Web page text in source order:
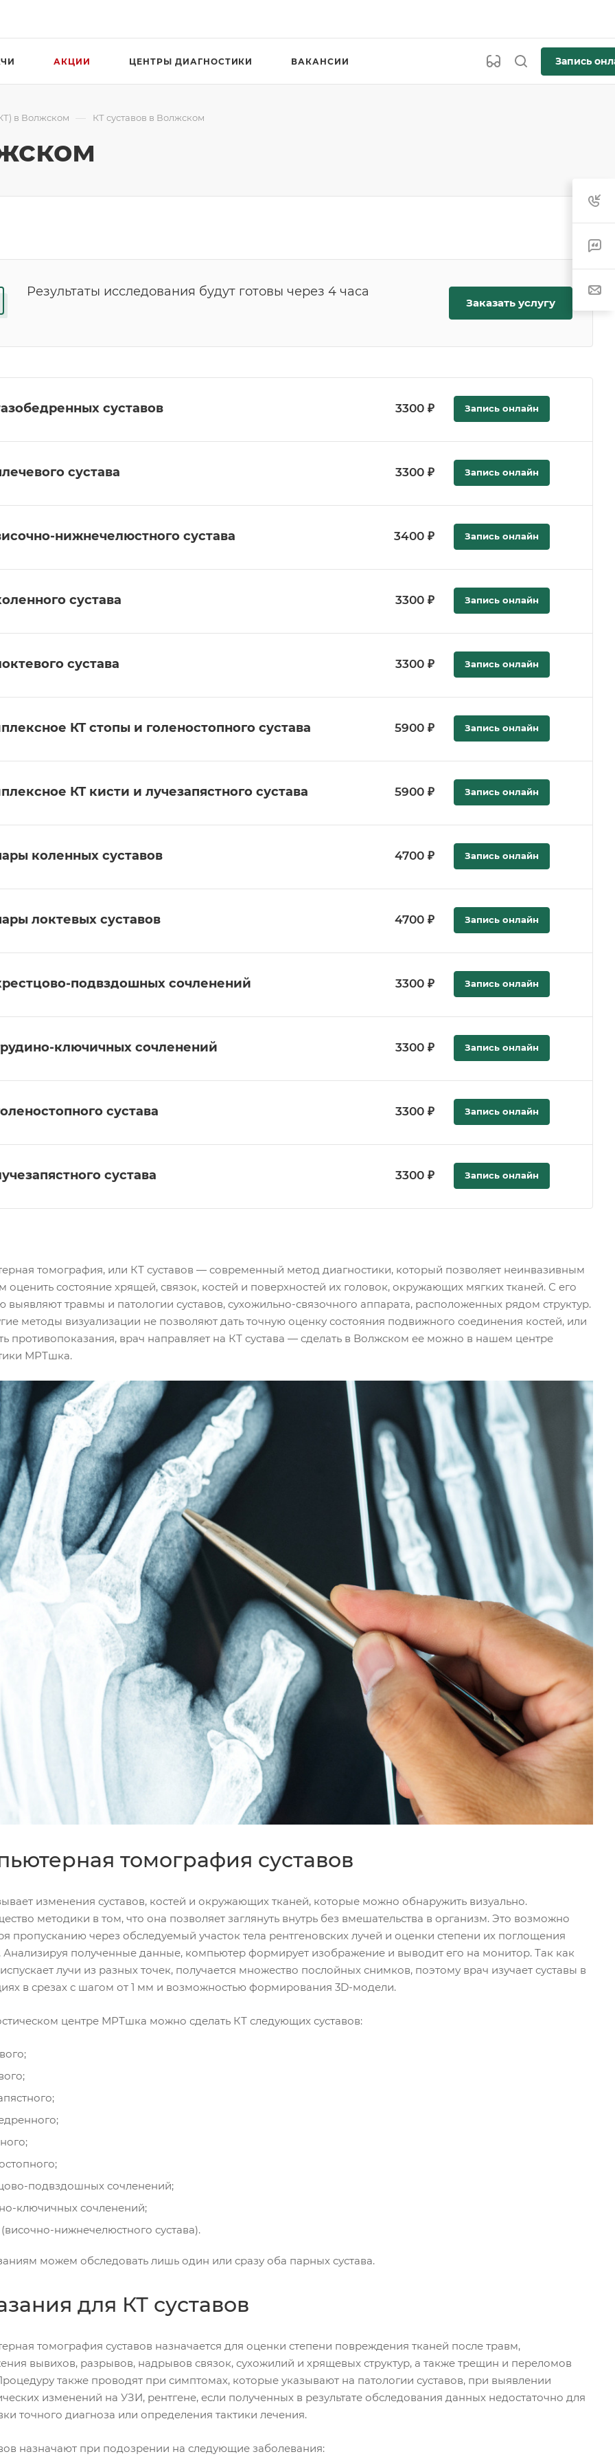
АКЦИИ ЦЕНТРЫ ДИАГНОСТИКИ ВАКАНСИИ Запись
в Волжском — КТ суставов в Волжском
Результаты исследования будут готовы через 4 часа
Заказать услугу
суставов 3300 ₽ Запись онлайн
сустава 3300 ₽ Запись онлайн
нижнечелюстного сустава 3400 ₽ Запись онлайн
сустава 3300 ₽ Запись онлайн
сустава 3300 ₽ Запись онлайн
КТ стопы и голеностопного сустава 5900 ₽ Запись онлайн
КТ кисти и лучезапястного сустава 5900 ₽ Запись онлайн
коленных суставов 4700 ₽ Запись онлайн
локтевых суставов 4700 ₽ Запись онлайн
подвздошных сочленений 3300 ₽ Запись онлайн
ключичных сочленений 3300 ₽ Запись онлайн
сустава 3300 ₽ Запись онлайн
сустава 3300 ₽ Запись онлайн
томография, или КТ суставов — современный метод диагностики, который позволяет неинвазивным
оценить состояние хрящей, связок, костей и поверхностей их головок, окружающих мягких тканей. С его
травмы и патологии суставов, сухожильно-связочного аппарата, расположенных рядом структур.
методы визуализации не позволяют дать точную оценку состояния подвижного соединения костей, или
противопоказания, врач направляет на КТ сустава — сделать в Волжском ее можно в нашем центре
МРТшка.
томография суставов
изменения суставов, костей и окружающих тканей, которые можно обнаружить визуально.
методики в том, что она позволяет заглянуть внутрь без вмешательства в организм. Это возможно
пропусканию через обследуемый участок тела рентгеновских лучей и оценки степени их поглощения
Анализируя полученные данные, компьютер формирует изображение и выводит его на монитор. Так как
лучи из разных точек, получается множество послойных снимков, поэтому врач изучает суставы в
в срезах с шагом от 1 мм и возможностью формирования 3D-модели.
центре МРТшка можно сделать КТ следующих суставов:
подвздошных сочленений;
ключичных сочленений;
нижнечелюстного сустава).
можем обследовать лишь один или сразу оба парных сустава.
для КТ суставов
томография суставов назначается для оценки степени повреждения тканей после травм,
вывихов, разрывов, надрывов связок, сухожилий и хрящевых структур, а также трещин и переломов
также проводят при симптомах, которые указывают на патологии суставов, при выявлении
изменений на УЗИ, рентгене, если полученных в результате обследования данных недостаточно для
точного диагноза или определения тактики лечения.
назначают при подозрении на следующие заболевания: